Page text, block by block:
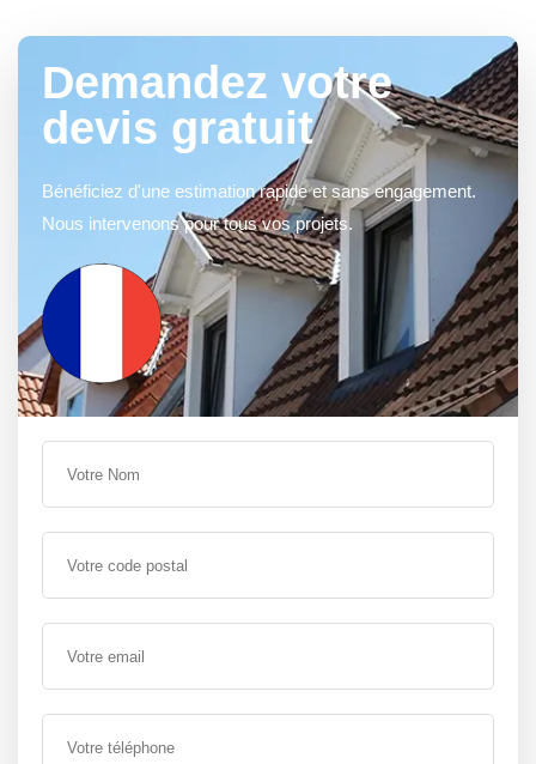
Demandez votre
devis gratuit
Bénéficiez d'une estimation rapide et sans engagement.
Nous intervenons pour tous vos projets.